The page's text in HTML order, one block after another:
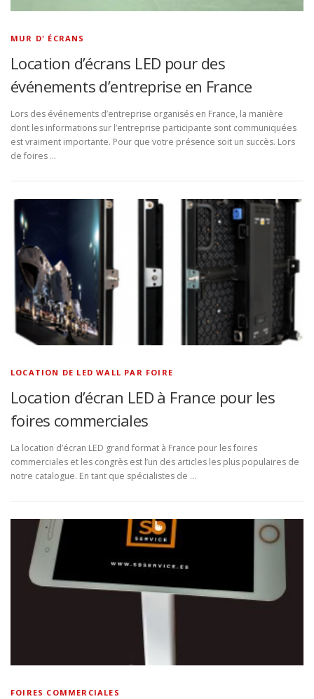
MUR D' ÉCRANS
Location d’écrans LED pour des
événements d’entreprise en France
Lors des événements d’entreprise organisés en France, la manière
dont les informations sur l’entreprise participante sont communiquées
est vraiment importante. Pour que votre présence soit un succès. Lors
de foires …
LOCATION DE LED WALL PAR FOIRE
Location d’écran LED à France pour les
foires commerciales
La location d’écran LED grand format à France pour les foires
commerciales et les congrès est l’un des articles les plus populaires de
notre catalogue. En tant que spécialistes de …
FOIRES COMMERCIALES